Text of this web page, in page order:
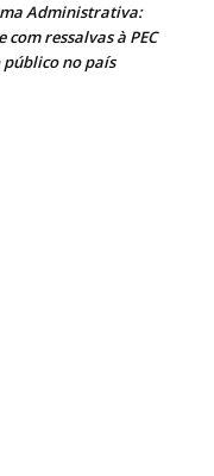
Administrativa:
ressalvas à PEC
no país